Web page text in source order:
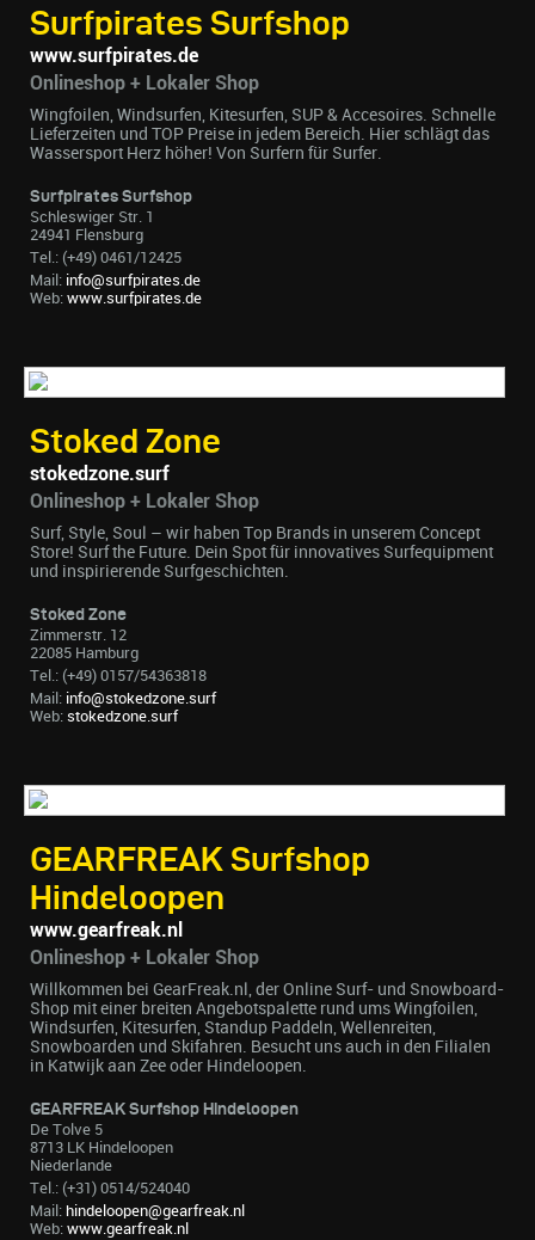
Surfpirates Surfshop
www.surfpirates.de
Onlineshop + Lokaler Shop
Wingfoilen, Windsurfen, Kitesurfen, SUP & Accesoires. Schnelle
Lieferzeiten und TOP Preise in jedem Bereich. Hier schlägt das
Wassersport Herz höher! Von Surfern für Surfer.
Surfpirates Surfshop
Schleswiger Str. 1
24941 Flensburg
Tel.: (+49) 0461/12425
Mail: info@surfpirates.de
Web: www.surfpirates.de
Stoked Zone
stokedzone.surf
Onlineshop + Lokaler Shop
Surf, Style, Soul – wir haben Top Brands in unserem Concept
Store! Surf the Future. Dein Spot für innovatives Surfequipment
und inspirierende Surfgeschichten.
Stoked Zone
Zimmerstr. 12
22085 Hamburg
Tel.: (+49) 0157/54363818
Mail: info@stokedzone.surf
Web: stokedzone.surf
GEARFREAK Surfshop
Hindeloopen
www.gearfreak.nl
Onlineshop + Lokaler Shop
Willkommen bei GearFreak.nl, der Online Surf- und Snowboard-
Shop mit einer breiten Angebotspalette rund ums Wingfoilen,
Windsurfen, Kitesurfen, Standup Paddeln, Wellenreiten,
Snowboarden und Skifahren. Besucht uns auch in den Filialen
in Katwijk aan Zee oder Hindeloopen.
GEARFREAK Surfshop Hindeloopen
De Tolve 5
8713 LK Hindeloopen
Niederlande
Tel.: (+31) 0514/524040
Mail: hindeloopen@gearfreak.nl
Web: www.gearfreak.nl